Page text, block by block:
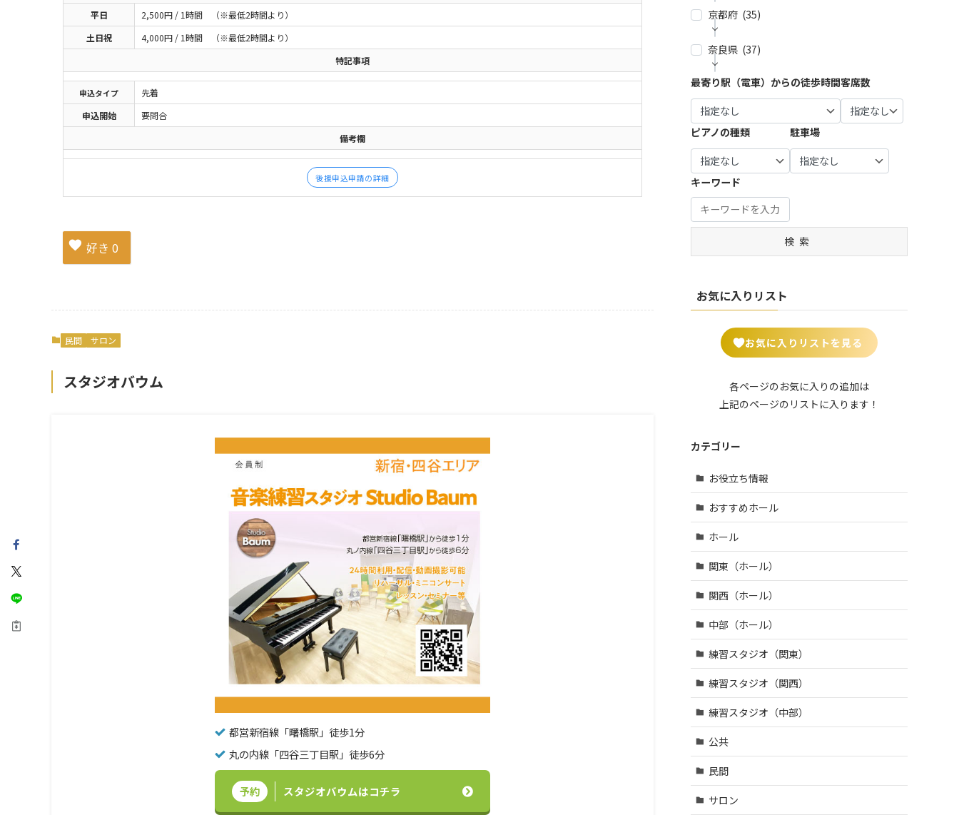
平日
2,500円 / 1時間 （※最低2時間より）
土日祝
4,000円 / 1時間 （※最低2時間より）
特記事項
申込タイプ
先着
申込開始
要問合
備考欄
後援申込申請の詳細
好き 0
民間 サロン
スタジオバウム
都営新宿線「曙橋駅」徒歩1分
丸の内線「四谷三丁目駅」徒歩6分
予約 スタジオバウムはコチラ
| … 目黒
田谷
| … 豊島
区・文
京区 (1
0)
| … 練馬
区・板
橋区 (1
| … 中野
区・杉
3)
区・台
東区・
区・荒
川区 (2
| … 葛飾
区・墨
区・江
区 (39)
| … 八王
子市・
武蔵野
市・三
鷹市・
日野
市・西
東京
市 (16)
| … 府中
市・調
布市・
狛江
市 (13)
| … 小金
井市・
市・東
村山
市・武
市・東
| … 相模
茅ヶ崎
市・平
| … 厚木
市・小
田原
市・町
田市・
大和
市・海
市 (5)
深谷
巣市 (6)
市・熊
谷市・
坂戸
市・羽
生市 (6)
| … 比企
郡・入
間郡・
入間
市・秩
郡・北
足立
| … さい
たま
| … 川口
市・越
市 (14)
市・草
戸田
市・蕨
市 (6)
| … 三郷
市・所
沢市・
市 (10)
| … 朝霞
市・上
尾市・
志木
市 (6)
市・市
市・佐
4)
| … 市川
市・柏
市・習
志野
市・流
山市 (1
7)
| … 野田
市・成
木更津
我孫子
市 (19)
| … 四街
道市・
君津
ケ浦
市・鎌
海市・
市・刈
谷市 (7)
市・安
城市・
2)
市・西
0)
市・中
市 (5)
| … 瑞穂
県市 (1)
| … 郡上
郡 (3)
| … 伊勢
市・志
市 (61)
阪市 ・
枚方
田市・
泉佐野
市 (9)
| … 豊中
市・吹
田市 ・
高槻
市・茨
木市 (1
5)
市・寝
和田
市・守
口市 (5)
| … 門真
原市・
和泉市
・箕面
| … 羽曳
柏原
市・富
田林
市・泉
市・河
市 (3)
| … 神戸
屋市 (1
5)
| … 尼崎
宮市・
宝塚
市 (7)
| … 姫路
市・明
石市・
伊丹
市 (8)
京都府 (35)
| … 京都
治市 (1
| … 向日
市・八
綾部
市・宮
津市・
南丹
市・京
丹後
城陽
市・京
市・木
津川
| … 長岡
京市・
亀岡
鶴市 (4)
奈良県 (37)
| … 奈良
市・橿
原市・
生駒
市・生
駒郡 (2
1)
| … 大和
郡山
市・香
| … 葛城
市・平
群町・
王寺
町・大
市 (6)
| … 御所
宇陀
最寄り駅（電車）からの徒歩時間客席数
ピアノの種類 駐車場
キーワード
検索
お気に入りリスト
お気に入りリストを見る
各ページのお気に入りの追加は
上記のページのリストに入ります！
カテゴリー
お役立ち情報
おすすめホール
ホール
関東（ホール）
関西（ホール）
中部（ホール）
練習スタジオ（関東）
練習スタジオ（関西）
練習スタジオ（中部）
公共
民間
サロン